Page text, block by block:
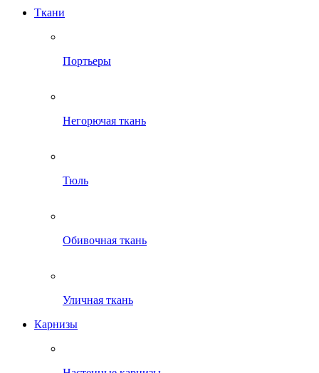
Ткани
Портьеры
Негорючая ткань
Тюль
Обивочная ткань
Уличная ткань
Карнизы